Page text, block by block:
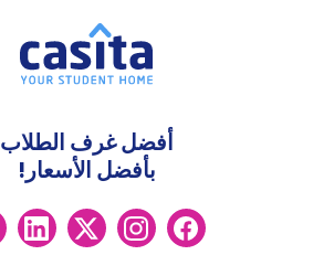
أفضل غرف الطلاب
بأفضل الأسعار!